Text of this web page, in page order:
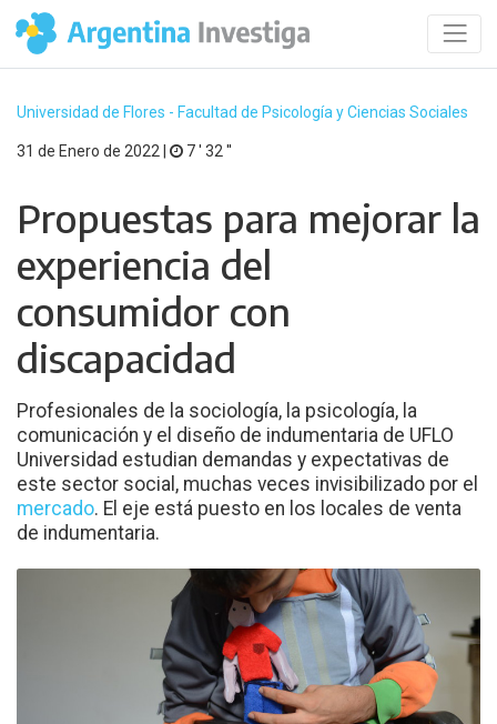
Universidad de Flores - Facultad de Psicología y Ciencias Sociales
31 de Enero de 2022 | 7 ′ 32 ′′
Propuestas para mejorar la
experiencia del
consumidor con
discapacidad
Profesionales de la sociología, la psicología, la
comunicación y el diseño de indumentaria de UFLO
Universidad estudian demandas y expectativas de
este sector social, muchas veces invisibilizado por el
mercado. El eje está puesto en los locales de venta
de indumentaria.